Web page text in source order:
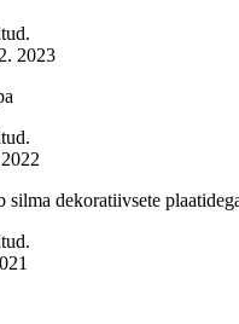
2023
dekoratiivsete